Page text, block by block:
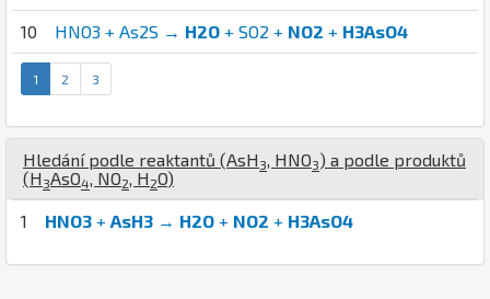
10 HNO3 + As2S → H2O + SO2 + NO2 + H3AsO4
1 2 3
Hledání podle reaktantů (AsH 3, HNO3) a podle produktů
(H 3AsO4, NO2, H 2O)
1 HNO3 + AsH3 → H2O + NO2 + H3AsO4